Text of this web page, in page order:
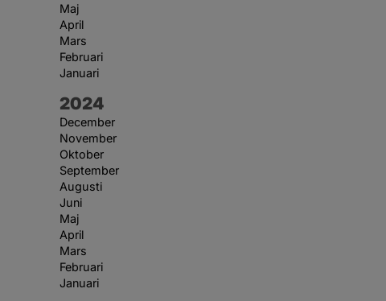
Maj
April
Mars
Februari
Januari
År:
2024
December
November
Oktober
September
Augusti
Juni
Maj
April
Mars
Februari
Januari